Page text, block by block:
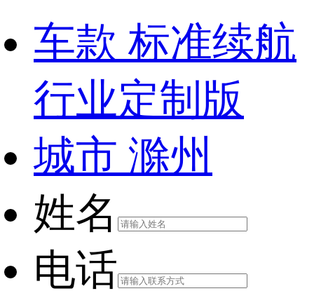
车款 标准续航
行业定制版
城市 滁州
姓名
电话